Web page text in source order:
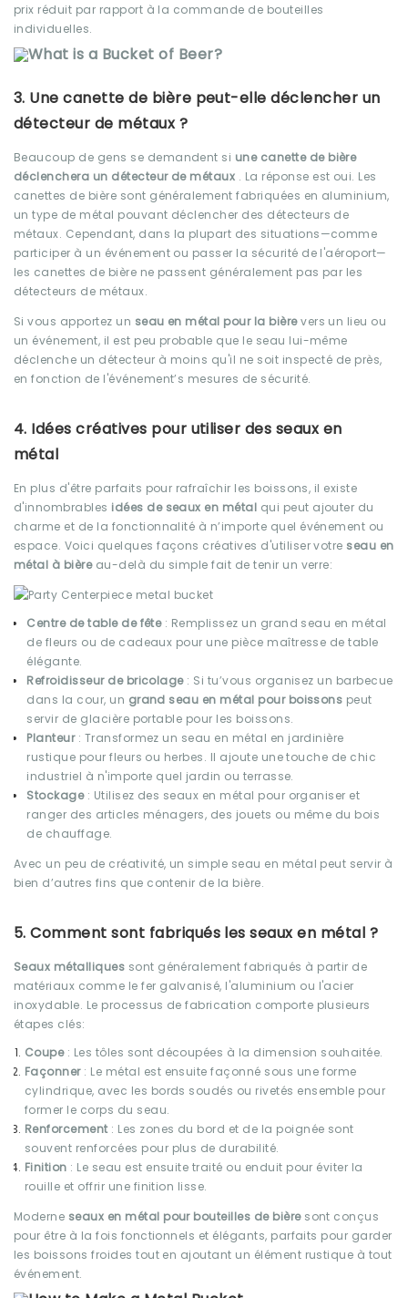
prix réduit par rapport à la commande de bouteilles
individuelles.
3. Une canette de bière peut-elle déclencher un
détecteur de métaux ?
Beaucoup de gens se demandent si une canette de bière
déclenchera un détecteur de métaux . La réponse est oui. Les
canettes de bière sont généralement fabriquées en aluminium,
un type de métal pouvant déclencher des détecteurs de
métaux. Cependant, dans la plupart des situations—comme
participer à un événement ou passer la sécurité de l'aéroport—
les canettes de bière ne passent généralement pas par les
détecteurs de métaux.
Si vous apportez un seau en métal pour la bièrevers un lieu ou
un événement, il est peu probable que le seau lui-même
déclenche un détecteur à moins qu'il ne soit inspecté de près,
en fonction de l'événement’s mesures de sécurité.
4. Idées créatives pour utiliser des seaux en
métal
En plus d'être parfaits pour rafraîchir les boissons, il existe
d'innombrables idées de seaux en métal qui peut ajouter du
charme et de la fonctionnalité à n’importe quel événement ou
espace. Voici quelques façons créatives d'utiliser votre seau en
métal à bière au-delà du simple fait de tenir un verre:
Centre de table de fête : Remplissez un grand seau en métal
de fleurs ou de cadeaux pour une pièce maîtresse de table
élégante.
Refroidisseur de bricolage : Si tu’vous organisez un barbecue
dans la cour, un grand seau en métal pour boissons peut
servir de glacière portable pour les boissons.
Planteur : Transformez un seau en métal en jardinière
rustique pour fleurs ou herbes. Il ajoute une touche de chic
industriel à n'importe quel jardin ou terrasse.
Stockage : Utilisez des seaux en métal pour organiser et
ranger des articles ménagers, des jouets ou même du bois
de chauffage.
Avec un peu de créativité, un simple seau en métal peut servir à
bien d’autres fins que contenir de la bière.
5. Comment sont fabriqués les seaux en métal ?
Seaux métalliques sont généralement fabriqués à partir de
matériaux comme le fer galvanisé, l'aluminium ou l'acier
inoxydable. Le processus de fabrication comporte plusieurs
étapes clés:
Coupe : Les tôles sont découpées à la dimension souhaitée.
Façonner : Le métal est ensuite façonné sous une forme
cylindrique, avec les bords soudés ou rivetés ensemble pour
former le corps du seau.
Renforcement : Les zones du bord et de la poignée sont
souvent renforcées pour plus de durabilité.
Finition : Le seau est ensuite traité ou enduit pour éviter la
rouille et offrir une finition lisse.
Moderne seaux en métal pour bouteilles de bière sont conçus
pour être à la fois fonctionnels et élégants, parfaits pour garder
les boissons froides tout en ajoutant un élément rustique à tout
événement.